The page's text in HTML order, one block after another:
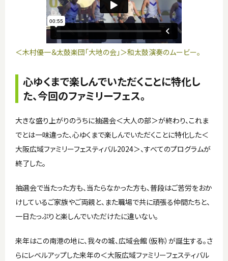
＜木村優一＆太鼓楽団「大地の会」＞和太鼓演奏のムービー。
心ゆくまで楽しんでいただくことに特化し
た、今回のファミリーフェス。
大きな盛り上がりのうちに抽選会＜大人の部＞が終わり、これま
でとは一味違った、心ゆくまで楽しんでいただくことに特化した＜
大阪広域ファミリーフェスティバル2024＞、すべてのプログラムが
終了した。
抽選会で当たった方も、当たらなかった方も、普段はご苦労をおか
けしているご家族やご両親と、また職場で共に頑張る仲間たちと、
一日たっぷりと楽しんでいただけたに違いない。
来年はこの南港の地に、我々の城、広域会館（仮称）が誕生する。さ
らにレベルアップした来年の＜大阪広域ファミリーフェスティバル